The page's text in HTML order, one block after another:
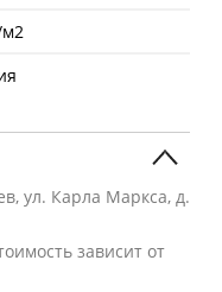
м2
ул. Карла Маркса, д.
зависит от